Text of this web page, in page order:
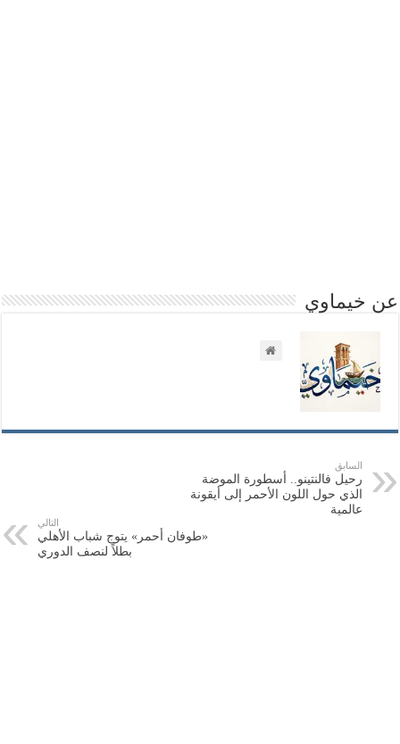
عن خيماوي
السابق
رحيل فالنتينو.. أسطورة الموضة
الذي حول اللون الأحمر إلى أيقونة
عالمية
التالي
«طوفان أحمر» يتوج شباب الأهلي
بطلاً لنصف الدوري